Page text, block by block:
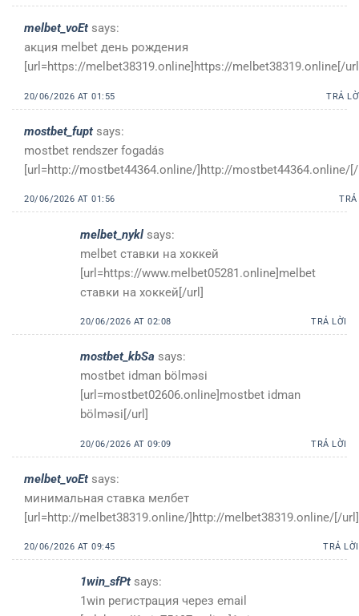
melbet_voEt says:
акция melbet день рождения
[url=https://melbet38319.online]https://melbet38319.online[/
20/06/2026 AT 01:55 TRẢ
mostbet_fupt says:
mostbet rendszer fogadás
[url=http://mostbet44364.online/]http://mostbet44364.online/
20/06/2026 AT 01:56
melbet_nykl says:
melbet ставки на хоккей
[url=https://www.melbet05281.online]melbet
ставки на хоккей[/url]
20/06/2026 AT 02:08 TRẢ LỜI
mostbet_kbSa says:
mostbet idman bölməsi
[url=mostbet02606.online]mostbet idman
bölməsi[/url]
20/06/2026 AT 09:09 TRẢ LỜI
melbet_voEt says:
минимальная ставка мелбет
[url=http://melbet38319.online/]http://melbet38319.online/[/url]
20/06/2026 AT 09:45 TRẢ LỜI
1win_sfPt says:
1win регистрация через email